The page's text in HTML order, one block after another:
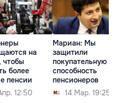
на
чтобы
более
пенсии
12:50
Мариан: Мы
защитили
покупательную
способность
пенсионеров
14 Мар. 19:25